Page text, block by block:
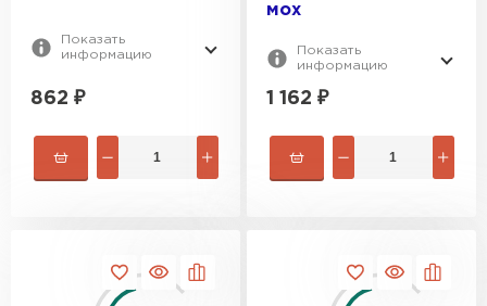
Показать
информацию
862 ₽
мох
Показать
информацию
1 162 ₽